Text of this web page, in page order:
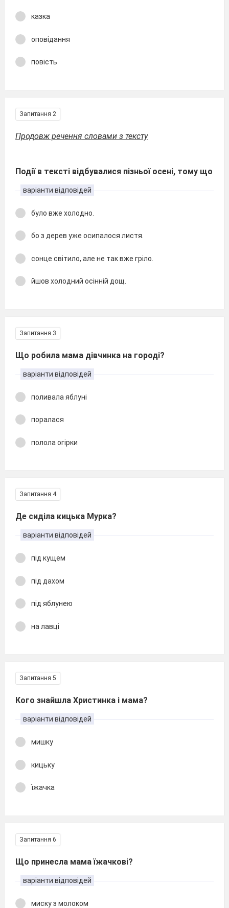
казка
оповідання
повість
Запитання 2
Продовж речення словами з тексту
Події в тексті відбувалися пізньої осені, тому що
варіанти відповідей
було вже холодно.
бо з дерев уже осипалося листя.
сонце світило, але не так вже гріло.
йшов холодний осінній дощ.
Запитання 3
Що робила мама дівчинка на городі?
варіанти відповідей
поливала яблуні
поралася
полола огірки
Запитання 4
Де сиділа кицька Мурка?
варіанти відповідей
під кущем
під дахом
під яблунею
на лавці
Запитання 5
Кого знайшла Христинка і мама?
варіанти відповідей
мишку
кицьку
їжачка
Запитання 6
Що принесла мама їжачкові?
варіанти відповідей
миску з молоком